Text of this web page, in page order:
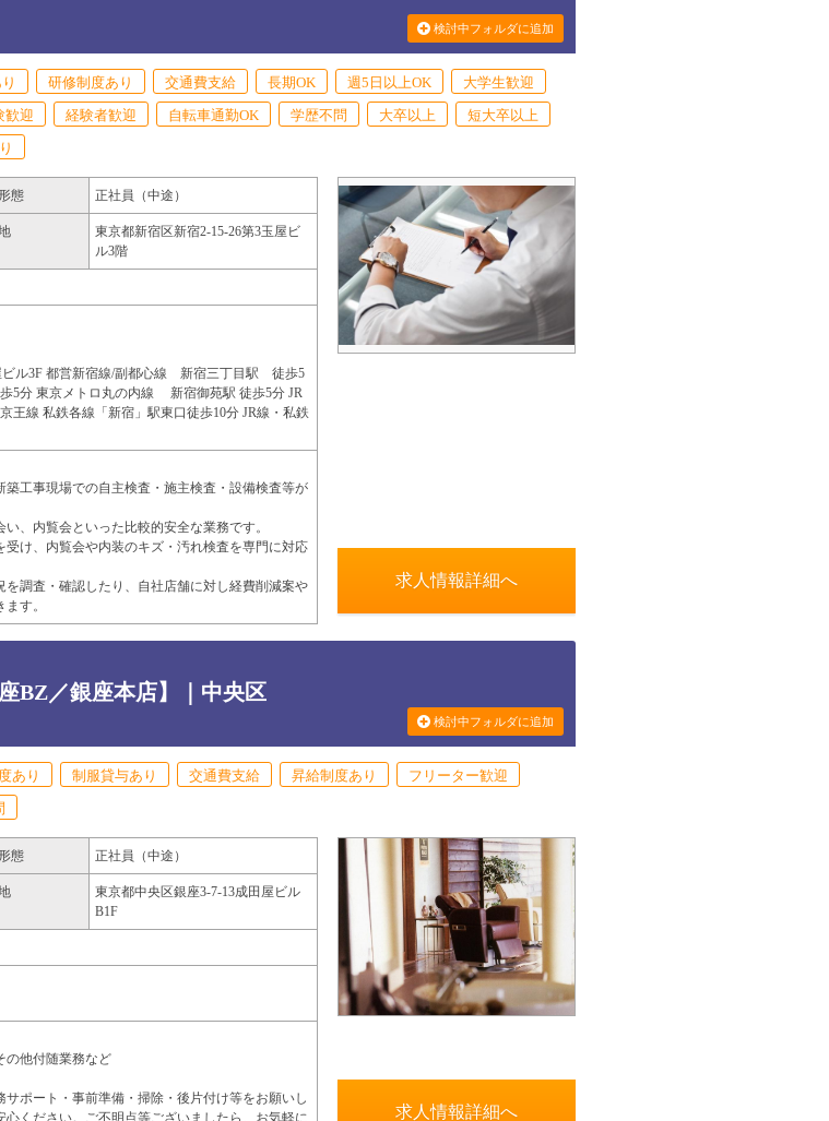
検討中フォルダに追加
研修制度あり 交通費支給 長期OK 週5日以上OK
大学生歓迎
歓迎 経験者歓迎 自転車通勤OK 学歴不問 大卒以上
短大卒以上
態 正社員（中途）
東京都新宿区新宿2-15-26第3玉屋ビ
ル3階
ル3F 都営新宿線/副都心線 新宿三丁目駅 徒歩5
分 東京メトロ丸の内線 新宿御苑駅 徒歩5分 JR
線 私鉄各線「新宿」駅東口徒歩10分 JR線・私鉄
工事現場での自主検査・施主検査・設備検査等が
、内覧会といった比較的安全な業務です。
け、内覧会や内装のキズ・汚れ検査を専門に対応
調査・確認したり、自社店舗に対し経費削減案や
す。
求人情報詳細へ
BZ／銀座本店】｜中央区
検討中フォルダに追加
あり 制服貸与あり 交通費支給 昇給制度あり
フリーター歓迎
態 正社員（中途）
東京都中央区銀座3-7-13成田屋ビル
B1F
の他付随業務など
ポート・事前準備・掃除・後片付け等をお願いし
ください。ご不明点等ございましたら、お気軽に
求人情報詳細へ